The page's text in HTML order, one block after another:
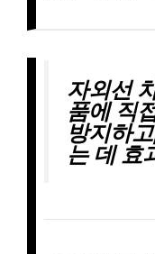
자외선
품에 직
방지하
는 데 효